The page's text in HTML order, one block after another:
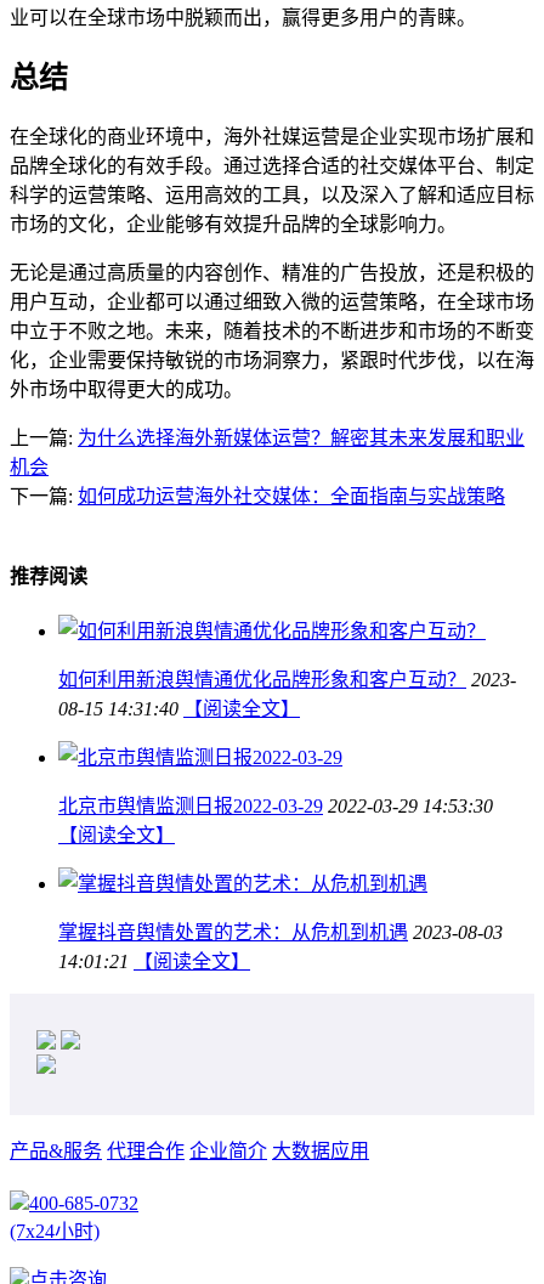
业可以在全球市场中脱颖而出，赢得更多用户的青睐。
总结
在全球化的商业环境中，海外社媒运营是企业实现市场扩展和
品牌全球化的有效手段。通过选择合适的社交媒体平台、制定
科学的运营策略、运用高效的工具，以及深入了解和适应目标
市场的文化，企业能够有效提升品牌的全球影响力。
无论是通过高质量的内容创作、精准的广告投放，还是积极的
用户互动，企业都可以通过细致入微的运营策略，在全球市场
中立于不败之地。未来，随着技术的不断进步和市场的不断变
化，企业需要保持敏锐的市场洞察力，紧跟时代步伐，以在海
外市场中取得更大的成功。
上一篇: 为什么选择海外新媒体运营？解密其未来发展和职业
机会
下一篇: 如何成功运营海外社交媒体：全面指南与实战策略
推荐阅读
如何利用新浪舆情通优化品牌形象和客户互动？
2023-
08-15 14:31:40
【阅读全文】
北京市舆情监测日报2022-03-29 2022-03-29 14:53:30
【阅读全文】
掌握抖音舆情处置的艺术：从危机到机遇 2023-08-03
14:01:21
【阅读全文】
产品&服务 代理合作 企业简介 大数据应用
400-685-0732
(7x24小时)
点击咨询